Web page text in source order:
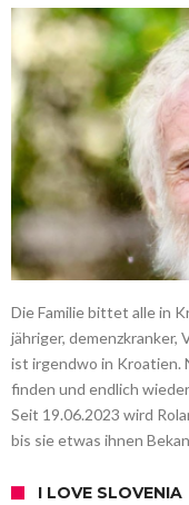
Die Familie bittet alle in
jähriger, demenzkranker,
ist irgendwo in Kroatien.
finden und endlich
Seit 19.06.2023 wird
bis sie etwas ihnen
I LOVE SLOVENIA